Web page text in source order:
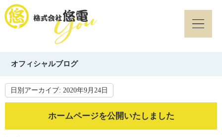
オフィシャルブログ
日別アーカイブ: 2020年9月24日
ホームページを公開いたしました